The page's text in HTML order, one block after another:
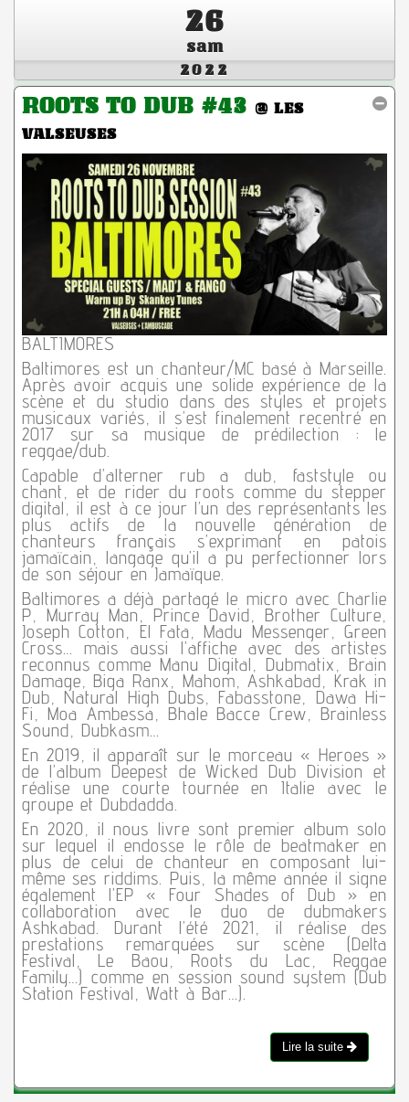
26
sam
2022
ROOTS TO DUB #43 @ LES
VALSEUSES
BALTIMORES
Baltimores est un chanteur/MC basé à Marseille.
Après avoir acquis une solide expérience de la
scène et du studio dans des styles et projets
musicaux variés, il s’est finalement recentré en
2017 sur sa musique de prédilection : le
reggae/dub.
Capable d’alterner rub a dub, faststyle ou
chant, et de rider du roots comme du stepper
digital, il est à ce jour l’un des représentants les
plus actifs de la nouvelle génération de
chanteurs français s’exprimant en patois
jamaïcain, langage qu’il a pu perfectionner lors
de son séjour en Jamaïque.
Baltimores a déjà partagé le micro avec Charlie
P, Murray Man, Prince David, Brother Culture,
Joseph Cotton, El Fata, Madu Messenger, Green
Cross… mais aussi l’affiche avec des artistes
reconnus comme Manu Digital, Dubmatix, Brain
Damage, Biga Ranx, Mahom, Ashkabad, Krak in
Dub, Natural High Dubs, Fabasstone, Dawa Hi-
Fi, Moa Ambessa, Bhale Bacce Crew, Brainless
Sound, Dubkasm…
En 2019, il apparaît sur le morceau « Heroes »
de l’album Deepest de Wicked Dub Division et
réalise une courte tournée en Italie avec le
groupe et Dubdadda.
En 2020, il nous livre sont premier album solo
sur lequel il endosse le rôle de beatmaker en
plus de celui de chanteur en composant lui-
même ses riddims. Puis, la même année il signe
également l’EP « Four Shades of Dub » en
collaboration avec le duo de dubmakers
Ashkabad. Durant l’été 2021, il réalise des
prestations remarquées sur scène (Delta
Festival, Le Baou, Roots du Lac, Reggae
Family…) comme en session sound system (Dub
Station Festival, Watt à Bar…).
Lire la suite